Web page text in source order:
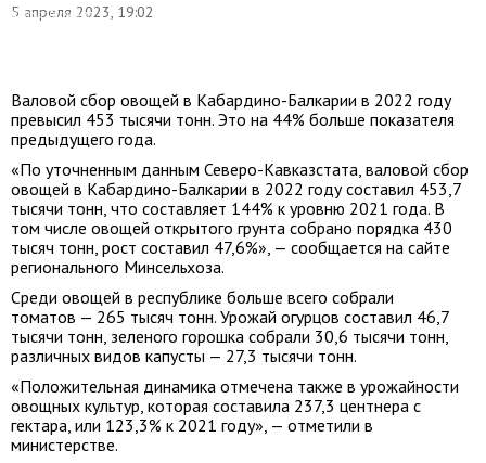
5 апреля 2023, 19:02
Фото:Татьяна
Валовой сбор овощей в Кабардино-Балкарии в 2022 году
превысил 453 тысячи тонн. Это на 44% больше показателя
предыдущего года.
«По уточненным данным Северо-Кавказстата, валовой сбор
овощей в Кабардино-Балкарии в 2022 году составил 453,7
тысячи тонн, что составляет 144% к уровню 2021 года. В
том числе овощей открытого грунта собрано порядка 430
тысяч тонн, рост составил 47,6%», — сообщается на сайте
регионального Минсельхоза.
Среди овощей в республике больше всего собрали
томатов — 265 тысяч тонн. Урожай огурцов составил 46,7
тысячи тонн, зеленого горошка собрали 30,6 тысячи тонн,
различных видов капусты — 27,3 тысячи тонн.
«Положительная динамика отмечена также в урожайности
овощных культур, которая составила 237,3 центнера с
гектара, или 123,3% к 2021 году», — отметили в
министерстве.